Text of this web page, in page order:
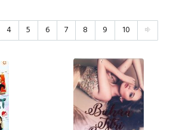
4 5 6 7 8 9 10